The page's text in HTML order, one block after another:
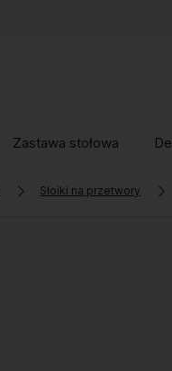
Zastawa stołowa
Słoiki na przetwory